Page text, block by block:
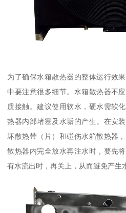
为了确保水箱散热器的整体运行效
中要注意很多细节。水箱散热器不
质接触。建议使用软水，硬水需软
热器内部堵塞及水垢的产生。在安
坏散热带（片）和碰伤水箱散热器
散热器内完全放水再注水时，要先
有水流出时，再关上，从而避免产生